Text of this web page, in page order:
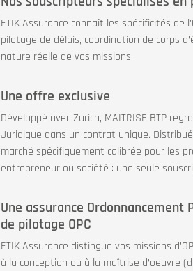
ETIK Assurance connaît les spécificités de
pilotage de délais, coordination de corps
nature réelle de vos missions.
Une offre exclusive
Développé avec Zurich, MAITRISE BTP
Juridique dans un contrat unique.
marché spécifiquement calibrée pour les
entrepreneur ou société : une seule
Une assurance
de pilotage OPC
ETIK Assurance distingue vos missions
à la conception ou à la maîtrise d’oeuvre